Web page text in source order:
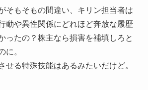
そもそもの間違い、キリン担当者は
動や異性関係にどれほど奔放な履歴
ったの？株主なら損害を補填しろと
に。
せる特殊技能はあるみたいだけど。